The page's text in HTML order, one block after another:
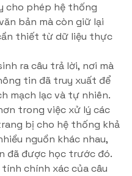
cho phép hệ thống
bản mà còn giữ lại
thiết từ dữ liệu thực
ra câu trả lời, nơi mà
tin đã truy xuất để
mạch lạc và tự nhiên.
trong việc xử lý các
bị cho hệ thống khả
nguồn khác nhau,
đã được học trước đó.
chính xác của câu